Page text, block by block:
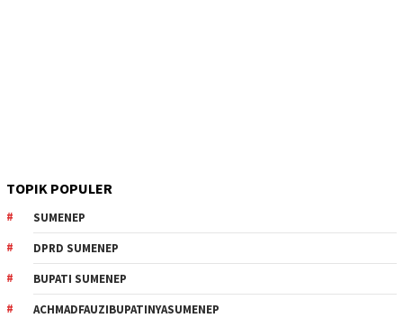
TOPIK POPULER
SUMENEP
DPRD SUMENEP
BUPATI SUMENEP
ACHMADFAUZIBUPATINYASUMENEP